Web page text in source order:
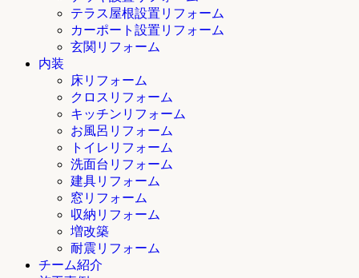
テラス屋根設置リフォーム
カーポート設置リフォーム
玄関リフォーム
内装
床リフォーム
クロスリフォーム
キッチンリフォーム
お風呂リフォーム
トイレリフォーム
洗面台リフォーム
建具リフォーム
窓リフォーム
収納リフォーム
増改築
耐震リフォーム
チーム紹介